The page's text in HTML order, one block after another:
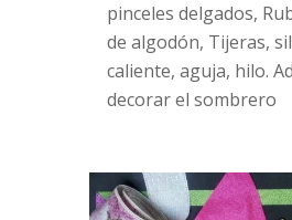
pinceles delgados,
de algodón, Tijeras,
caliente, aguja, hilo.
decorar el sombrero